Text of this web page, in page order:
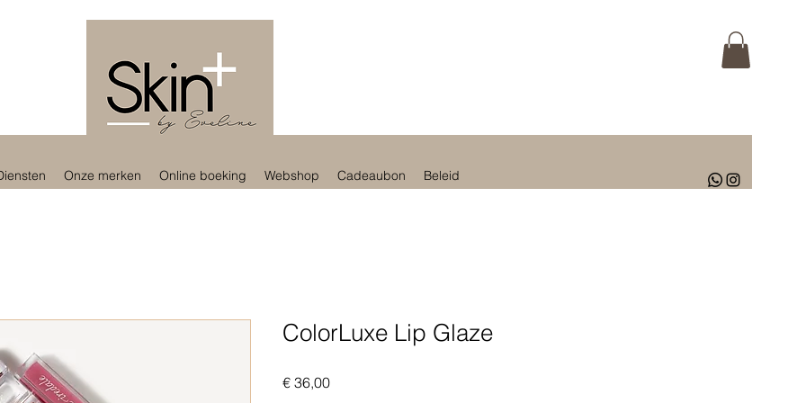
Onze merken Online boeking Webshop Cadeaubon Beleid
ColorLuxe Lip Glaze
€ 36,00Prijs